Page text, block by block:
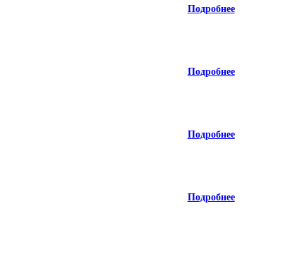
Подробнее
Подробнее
Подробнее
Подробнее